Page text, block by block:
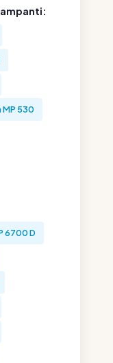
MP 530
6700 D